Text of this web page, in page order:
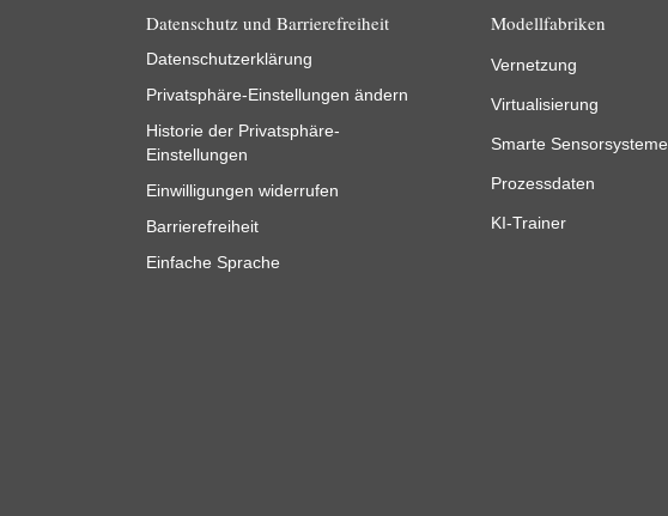
Datenschutz und Barrierefreiheit
Datenschutzerklärung
Privatsphäre-Einstellungen ändern
Historie der Privatsphäre-
Einstellungen
Einwilligungen widerrufen
Barrierefreiheit
Einfache Sprache
Modellfabriken
Vernetzung
Virtualisierung
Smarte Sensorsysteme
Prozessdaten
KI-Trainer